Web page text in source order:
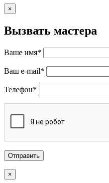
×
Вызвать мастера
Ваше имя*
Ваш e-mail*
Телефон*
×